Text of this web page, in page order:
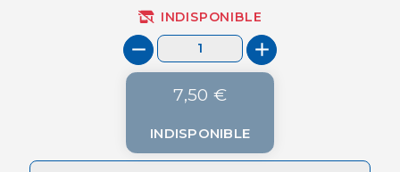
INDISPONIBLE
7,50 €
INDISPONIBLE